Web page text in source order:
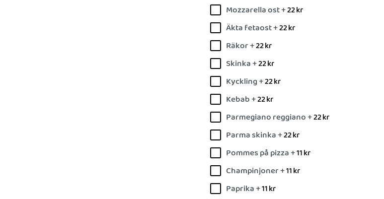
Mozzarella ost +22kr
Äkta fetaost +22kr
Räkor +22kr
Skinka +22kr
Kyckling +22kr
Kebab +22kr
Parmegiano reggiano +22kr
Parma skinka +22kr
Pommes på pizza +11kr
Champinjoner +11kr
Paprika +11kr